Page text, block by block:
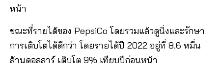
หน้า
ขณะที่รายได้ของ PepsiCo โดยรวมแล้วดูนิ่งและรักษา
การเติบโตได้ดีกว่า โดยรายได้ปี 2022 อยู่ที่ 8.6 หมื่น
ล้านดอลลาร์ เติบโต 9% เทียบปีก่อนหน้า